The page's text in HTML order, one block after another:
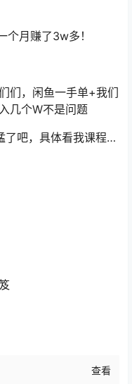
月赚了3w多！
们，闲鱼一手单+我们
几个W不是问题
了吧，具体看我课程…
查看